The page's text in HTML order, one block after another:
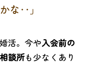
な‥」
活。今や入会前の
談所も少なくあり